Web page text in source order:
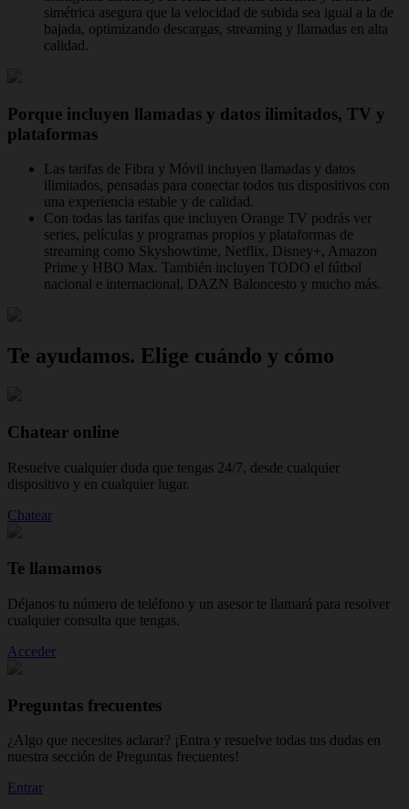
simétrica asegura que la velocidad de subida sea igual a la de
bajada, optimizando descargas, streaming y llamadas en alta
calidad.
Porque incluyen llamadas y datos ilimitados, TV y
plataformas
Las tarifas de Fibra y Móvil incluyen llamadas y datos
ilimitados, pensadas para conectar todos tus dispositivos con
una experiencia estable y de calidad.
Con todas las tarifas que incluyen Orange TV podrás ver
series, películas y programas propios y plataformas de
streaming como Skyshowtime, Netflix, Disney+, Amazon
Prime y HBO Max. También incluyen TODO el fútbol
nacional e internacional, DAZN Baloncesto y mucho más.
Te ayudamos. Elige cuándo y cómo
Chatear online
Resuelve cualquier duda que tengas 24/7, desde cualquier
dispositivo y en cualquier lugar.
Chatear
Te llamamos
Déjanos tu número de teléfono y un asesor te llamará para resolver
cualquier consulta que tengas.
Acceder
Preguntas frecuentes
¿Algo que necesites aclarar? ¡Entra y resuelve todas tus dudas en
nuestra sección de Preguntas frecuentes!
Entrar